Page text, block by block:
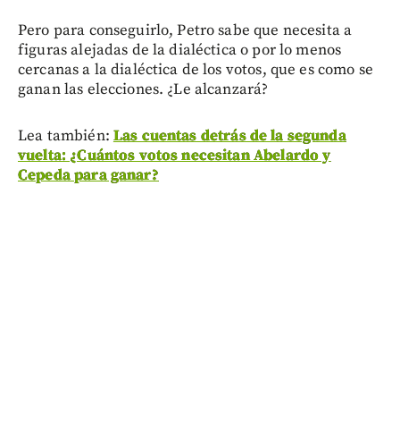
Pero para conseguirlo, Petro sabe que necesita a
figuras alejadas de la dialéctica o por lo menos
cercanas a la dialéctica de los votos, que es como se
ganan las elecciones. ¿Le alcanzará?
Lea también: Las cuentas detrás de la segunda
vuelta: ¿Cuántos votos necesitan Abelardo y
Cepeda para ganar?